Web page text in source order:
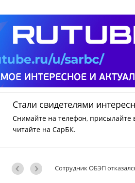
Стали свидетелями
Снимайте на телефон, присылайте
читайте на СарБК.
Сотрудник ОБЭП